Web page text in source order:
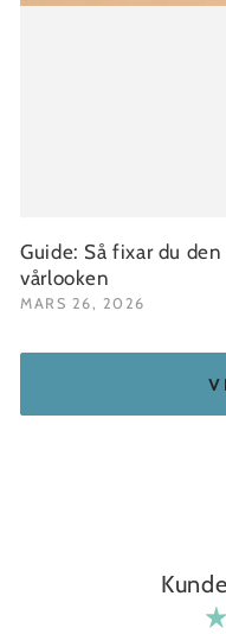
Guide: Så fixar du
vårlooken
MARS 26, 2026